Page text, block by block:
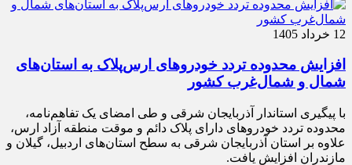
12 خرداد 1405
افزایش محدوده تردد خودروهای ارس‌پلاک به استان‌های
شمال و شمال‌غرب کشور
با پیگیری استاندار آذربایجان شرقی و طی امضای یک تفاهم‌نامه،
محدوده تردد خودروهای دارای پلاک دائم و موقت منطقه آزاد ارس،
علاوه بر استان آذربایجان شرقی به سطح استان‌های اردبیل، گیلان و
مازندران افزایش یافت.